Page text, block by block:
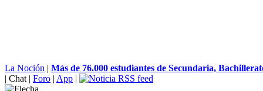
La Noción | Más de 76.000 estudiantes de Secundaria,
| Chat | Foro | App |